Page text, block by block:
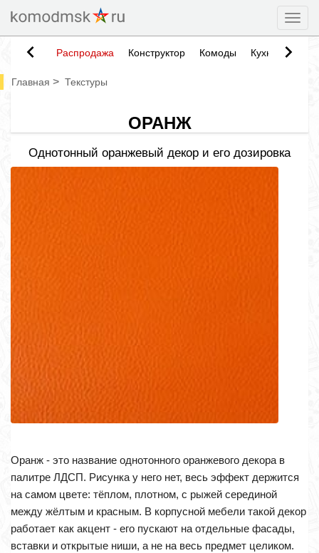
Распродажа Конструктор Комоды Кухни
Главная > Текстуры
ОРАНЖ
Однотонный оранжевый декор и его дозировка
Оранж - это название однотонного оранжевого декора в
палитре ЛДСП. Рисунка у него нет, весь эффект держится
на самом цвете: тёплом, плотном, с рыжей серединой
между жёлтым и красным. В корпусной мебели такой декор
работает как акцент - его пускают на отдельные фасады,
вставки и открытые ниши, а не на весь предмет целиком.